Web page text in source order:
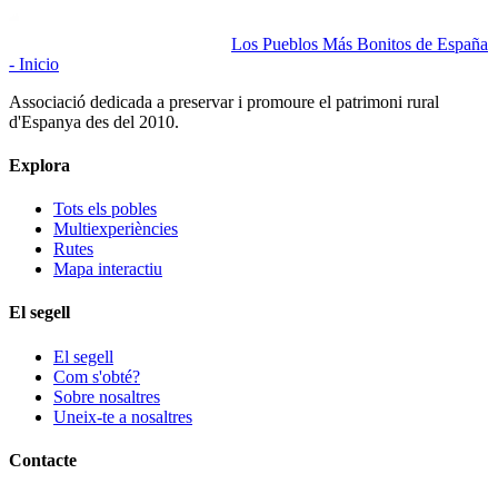
Los Pueblos Más Bonitos de España
- Inicio
Associació dedicada a preservar i promoure el patrimoni rural
d'Espanya des del 2010.
Explora
Tots els pobles
Multiexperiències
Rutes
Mapa interactiu
El segell
El segell
Com s'obté?
Sobre nosaltres
Uneix-te a nosaltres
Contacte